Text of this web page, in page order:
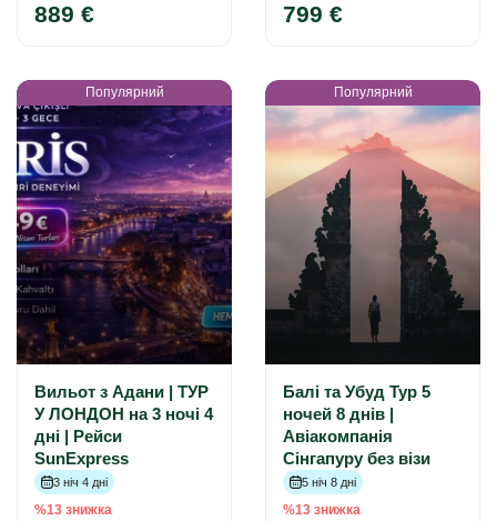
889 € 799 €
Популярний
Вильот з Адани | ТУР
У ЛОНДОН на 3 ночі 4
дні | Рейси
SunExpress
3 ніч 4 дні
%13 знижка
Популярний
Балі та Убуд Тур 5
ночей 8 днів |
Авіакомпанія
Сінгапуру без візи
5 ніч 8 дні
%13 знижка